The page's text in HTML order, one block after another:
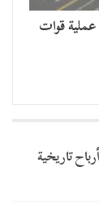
قوات
تاريخية